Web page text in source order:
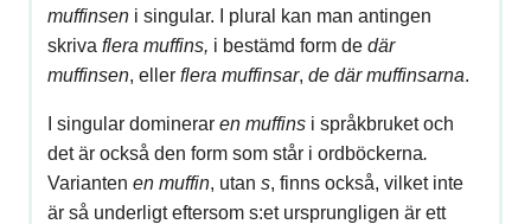
muffinsen i singular. I plural kan man antingen
skriva flera muffins, i bestämd form dedär
muffinsen, eller flera muffinsar, de där muffinsarna.
I singular dominerar en muffinsi språkbruket och
det är också den form som står i ordböckerna.
Varianten en muffin, utan s, finns också, vilket inte
är så underligt eftersom s:et ursprungligen är ett